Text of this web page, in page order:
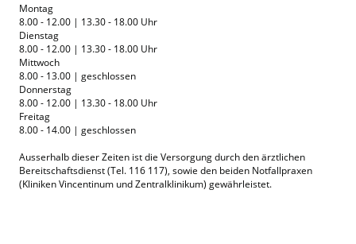
Montag
8.00 - 12.00 | 13.30 - 18.00 Uhr
Dienstag
8.00 - 12.00 | 13.30 - 18.00 Uhr
Mittwoch
8.00 - 13.00 | geschlossen
Donnerstag
8.00 - 12.00 | 13.30 - 18.00 Uhr
Freitag
8.00 - 14.00 | geschlossen
Ausserhalb dieser Zeiten ist die Versorgung durch den ärztlichen
Bereitschaftsdienst (Tel. 116 117), sowie den beiden Notfallpraxen
(Kliniken Vincentinum und Zentralklinikum) gewährleistet.